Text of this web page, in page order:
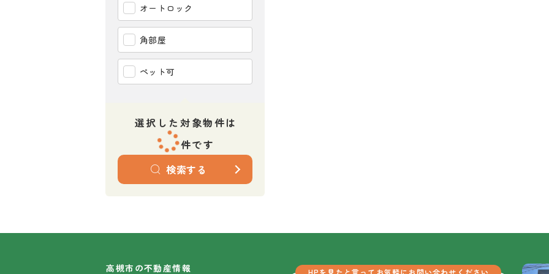
オートロック
角部屋
ペット可
選択した対象物件は
件です
検索する
高槻市の不動産情報